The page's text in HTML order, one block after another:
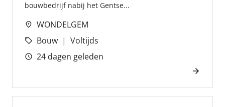
bouwbedrijf nabij het Gentse...
WONDELGEM
Bouw
Voltijds
24 dagen geleden